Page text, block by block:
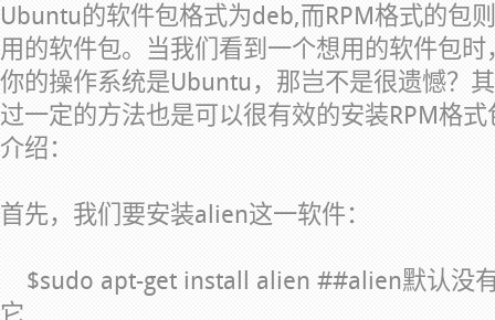
Ubuntu的软件包格式为deb,而RPM格式的包
用的软件包。当我们看到一个想用的软件包
你的操作系统是Ubuntu，那岂不是很遗憾？
过一定的方法也是可以很有效的安装RPM格
介绍：
首先，我们要安装alien这一软件：
$sudo apt-get install alien ##alien默认没
它